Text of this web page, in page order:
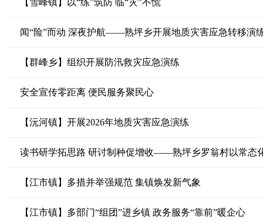
【雪峰镇】以“练”筑防 临“灾”不慌
闻“险”而动 深夜护航——熟坪乡开展地质灾害应急转移演
【群峰乡】组织开展防汛救灾应急演练
安全宣传零距离 便民服务聚民心
【沅河镇】开展2026年地质灾害应急演练
读书研学拓思路 研讨制种促增收——熟坪乡罗翁村以常态
【江市镇】多措并举强规范 集镇焕发新气象
【江市镇】多部门“组团”进乡镇 政务服务“靠前”暖企心